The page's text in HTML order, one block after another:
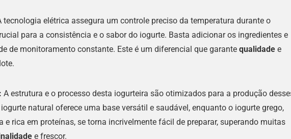
tecnologia elétrica assegura um controle preciso da temperatura durante o
para a consistência e o sabor do iogurte. Basta adicionar os ingredientes e
de monitoramento constante. Este é um diferencial que garante qualidade e
A estrutura e o processo desta iogurteira são otimizados para a produção
natural oferece uma base versátil e saudável, enquanto o iogurte grego,
e rica em proteínas, se torna incrivelmente fácil de preparar, superando muitas
e frescor.